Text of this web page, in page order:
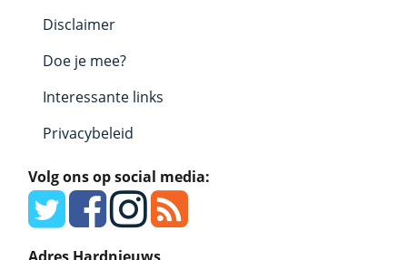
Disclaimer
Doe je mee?
Interessante links
Privacybeleid
Volg ons op social media: